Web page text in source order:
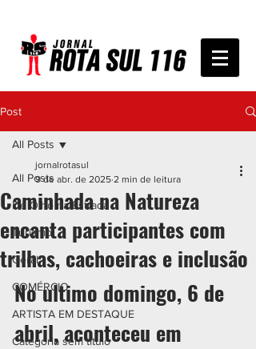
Post
All Posts
De Olho na Estrada
Turismo
Geral
COMÉRCIO
ARTISTA EM DESTAQUE
Categoria sem título
All Posts
Caminhada na Natureza
encanta participantes com
trilhas, cachoeiras e inclusão
jornalrotasul
9 de abr. de 2025 2 min de leitura
No ultimo domingo, 6 de
abril, aconteceu em